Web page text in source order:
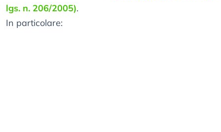
lgs. n. 206/2005).
In particolare: